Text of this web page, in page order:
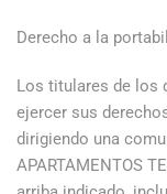
Derecho a la
Los titulares de los
ejercer sus
dirigiendo una
APARTAMENTOS